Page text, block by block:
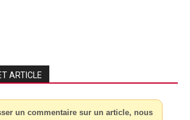
ARTICLE
un commentaire sur un article, nous